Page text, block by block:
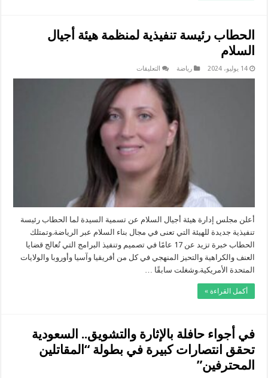
الحطاب رئيسة تنفيذية لمنظمة هيئة أجيال
السلام
14 يوليو، 2024 رياضة التعليقات
رئيسة
تنفيذية
لمنظمة
هيئة
أجيال
مغلقة
أعلن مجلس إدارة هيئة أجيال السلام عن تسمية السيدة لما الحطاب رئيسة
تنفيذية جديدة للهيئة التي تعنى في مجال بناء السلام عبر الرياضة.وتمتلك
الحطاب خبرة تزيد عن 17 عامًا في تصميم وتنفيذ البرامج التي تُعالج قضايا
العنف والكراهية والتحيز المنهجي في كل من أفريقيا وآسيا وأوروبا والولايات
المتحدة الأمريكية.وشغلت سابقًا …
أكمل القراءة »
في أجواء حافلة بالإثارة والتشويق.. السعودية
تحقق انتصارات كبيرة في بطولة “المقاتلين
المحترفين”